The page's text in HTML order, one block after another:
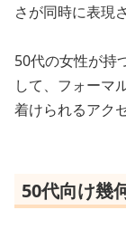
さが同時に表現
50代の女性が持
して、フォーマ
着けられるアク
50代向け幾